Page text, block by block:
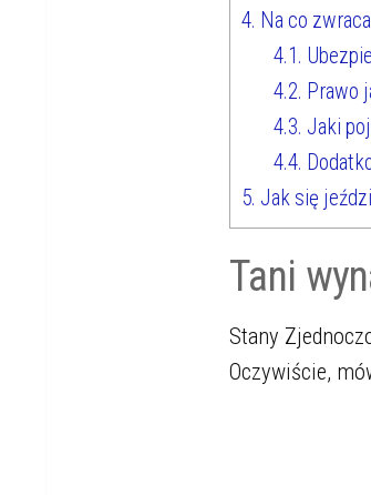
4. Na co
4.1.
4.2. Prawo
4.3. Jaki
4.4.
5. Jak się
Tani
Stany
Oczywiście,